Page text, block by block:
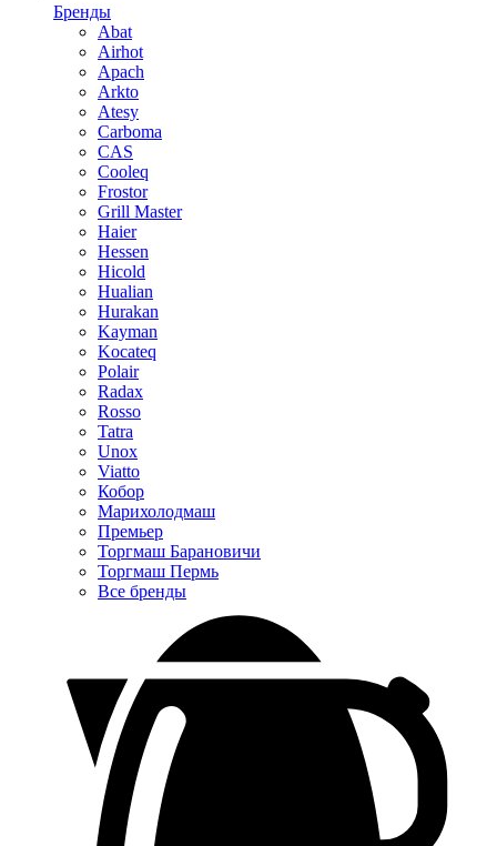
Бренды
Abat
Airhot
Apach
Arkto
Atesy
Carboma
CAS
Cooleq
Frostor
Grill Master
Haier
Hessen
Hicold
Hualian
Hurakan
Kayman
Kocateq
Polair
Radax
Rosso
Tatra
Unox
Viatto
Кобор
Марихолодмаш
Премьер
Торгмаш Барановичи
Торгмаш Пермь
Все бренды